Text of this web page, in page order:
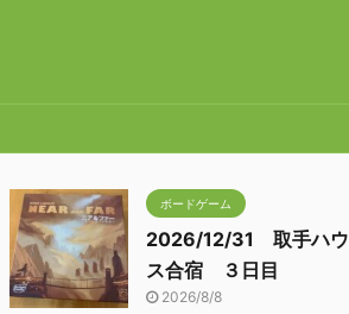
ボードゲーム
2026/12/31 取手ハウ
ス合宿 ３日目
2026/8/8